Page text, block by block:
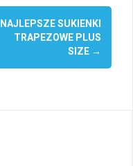
NAJLEPSZE SUKIENKI
TRAPEZOWE PLUS
SIZE →